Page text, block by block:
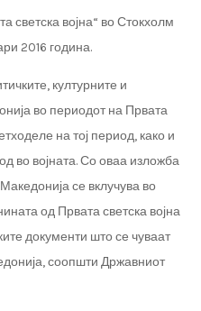
светска војна“ во Стокхолм
2016 година.
културните и
во периодот на Првата
на тој период, како и
во војната. Со оваа изложба
се вклучува во
од Првата светска војна
документи што се чуваат
соопшти Државниот